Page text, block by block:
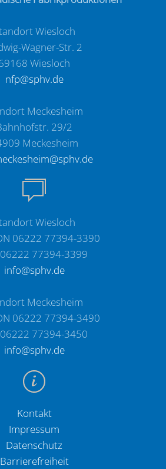
Wiesloch
Wagner-Str. 2
Wiesloch
nfp@sphv.de
Meckesheim
29/2
Meckesheim
Wiesloch
06222 77394-3390
06222 77394-3399
info@sphv.de
Meckesheim
06222 77394-3490
06222 77394-3450
info@sphv.de
Kontakt
Impressum
Datenschutz
Barrierefreiheit